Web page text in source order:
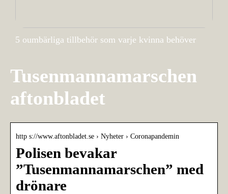
5 oumbärliga tillbehör som varje kvinna behöver
Tusenmannamarschen
aftonbladet
http s://www.aftonbladet.se › Nyheter › Coronapandemin
Polisen bevakar
”Tusenmannamarschen” med
drönare